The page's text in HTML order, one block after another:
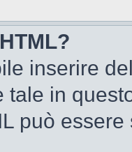
inserire
tale in
può